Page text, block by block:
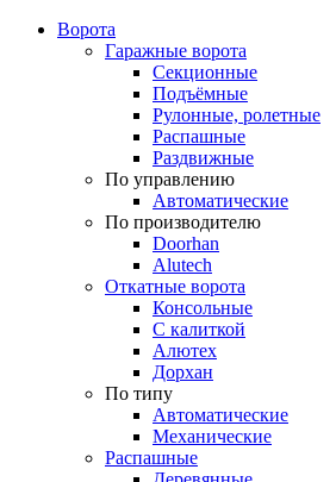
Ворота
Гаражные ворота
Секционные
Подъёмные
Рулонные, ролетные
Распашные
Раздвижные
По управлению
Автоматические
По производителю
Doorhan
Alutech
Откатные ворота
Консольные
С калиткой
Алютех
Дорхан
По типу
Автоматические
Механические
Распашные